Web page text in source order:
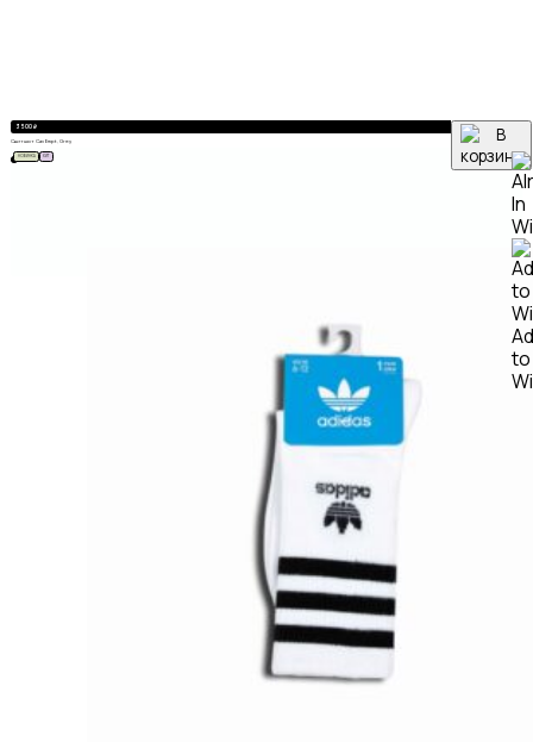
3 500₽
Свитшот Cav Empt, Grey
НОВИНКА ХИТ
to